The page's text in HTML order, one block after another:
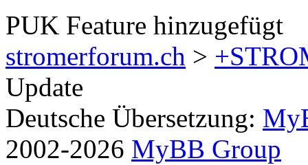
PUK Feature hinzugefügt
stromerforum.ch >
Update
Deutsche Übersetzung:
2002-2026 MyBB Group